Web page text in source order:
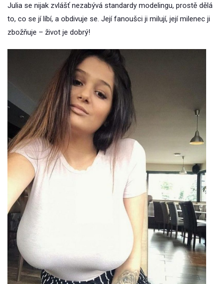
Julia se nijak zvlášť nezabývá standardy modelingu, prostě dělá
to, co se jí líbí, a obdivuje se. Její fanoušci ji milují, její milenec ji
zbožňuje – život je dobrý!